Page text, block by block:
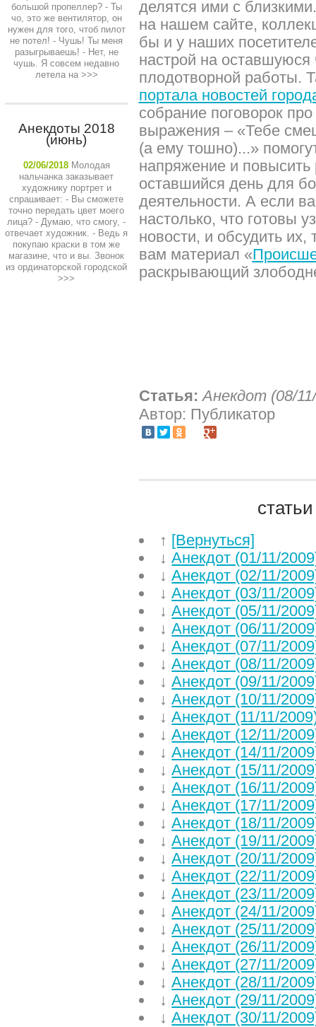
большой пропеллер? - Ты
чо, это же вентилятор, он
нужен для того, чтоб пилот
не потел! - Чушь! Ты меня
разыгрываешь! - Нет, не
чушь. Я совсем недавно
летела на>>>
Анекдоты 2018
(июнь)
02/06/2018 Молодая
нальчанка заказывает
художнику портрет и
спрашивает: - Вы сможете
точно передать цвет моего
лица? - Думаю, что смогу, -
отвечает художник. - Ведь я
покупаю краски в том же
магазине, что и вы. Звонок
из ординаторской городской
>>>
делятся ими с
на нашем сайте,
бы и у наших
настрой на
плодотворной работы.
портала новостей
собрание поговорок
выражения – «Тебе
(а ему тошно)...»
напряжение и повысить
оставшийся день для
деятельности. А если
настолько, что готовы
новости, и обсудить
вам материал «
раскрывающий
Статья: Анекдот (08/
Автор: Публикатор
↑ [Вернуться]
↓Анекдот (01/11/
↓Анекдот (02/11/
↓Анекдот (03/11/
↓Анекдот (05/11/
↓Анекдот (06/11/
↓Анекдот (07/11/
↓Анекдот (08/11/
↓Анекдот (09/11/
↓Анекдот (10/11/
↓Анекдот (11/11/
↓Анекдот (12/11/
↓Анекдот (14/11/
↓Анекдот (15/11/
↓Анекдот (16/11/
↓Анекдот (17/11/
↓Анекдот (18/11/
↓Анекдот (19/11/
↓Анекдот (20/11/
↓Анекдот (22/11/
↓Анекдот (23/11/
↓Анекдот (24/11/
↓Анекдот (25/11/
↓Анекдот (26/11/
↓Анекдот (27/11/
↓Анекдот (28/11/
↓Анекдот (29/11/
↓Анекдот (30/11/